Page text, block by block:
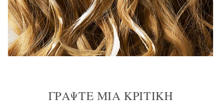
ΓΡΆΨΤΕ ΜΙΑ ΚΡΙΤΙΚΉ